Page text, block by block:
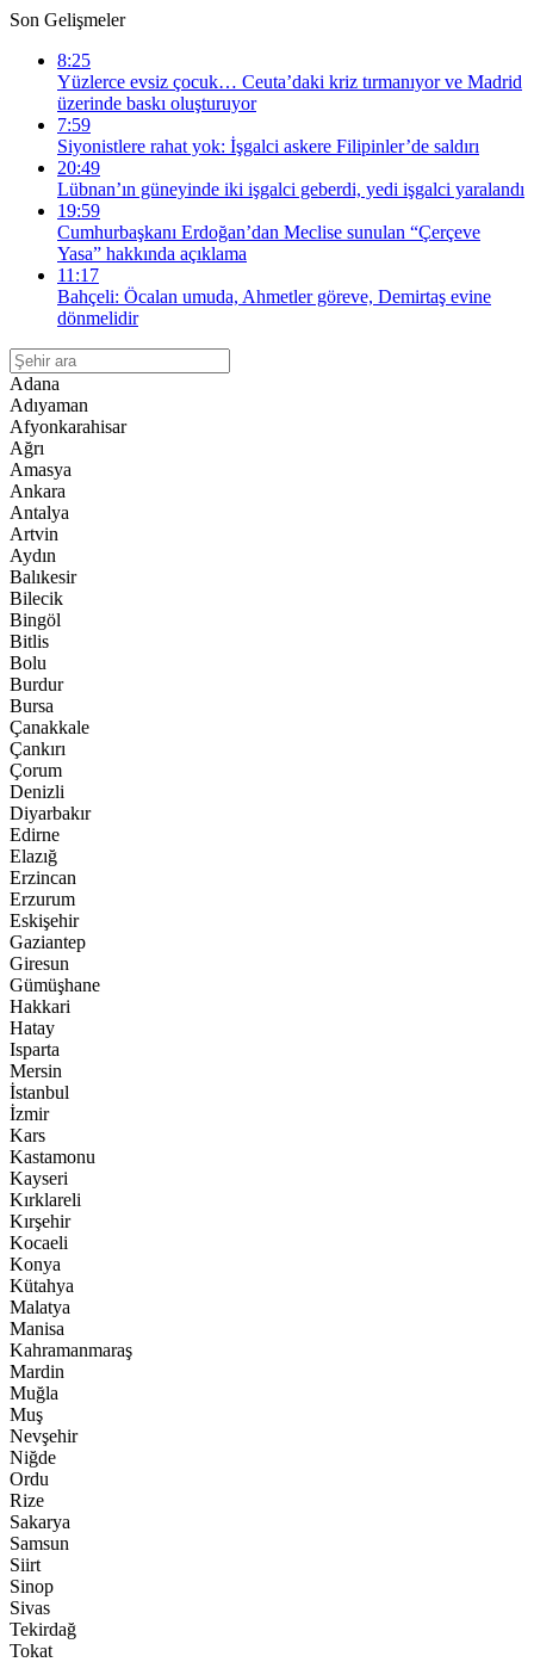
Son Gelişmeler
8:25
Yüzlerce evsiz çocuk… Ceuta’daki kriz tırmanıyor ve Madrid
üzerinde baskı oluşturuyor
7:59
Siyonistlere rahat yok: İşgalci askere Filipinler’de saldırı
20:49
Lübnan’ın güneyinde iki işgalci geberdi, yedi işgalci yaralandı
19:59
Cumhurbaşkanı Erdoğan’dan Meclise sunulan “Çerçeve
Yasa” hakkında açıklama
11:17
Bahçeli: Öcalan umuda, Ahmetler göreve, Demirtaş evine
dönmelidir
Adana
Adıyaman
Afyonkarahisar
Ağrı
Amasya
Ankara
Antalya
Artvin
Aydın
Balıkesir
Bilecik
Bingöl
Bitlis
Bolu
Burdur
Bursa
Çanakkale
Çankırı
Çorum
Denizli
Diyarbakır
Edirne
Elazığ
Erzincan
Erzurum
Eskişehir
Gaziantep
Giresun
Gümüşhane
Hakkari
Hatay
Isparta
Mersin
İstanbul
İzmir
Kars
Kastamonu
Kayseri
Kırklareli
Kırşehir
Kocaeli
Konya
Kütahya
Malatya
Manisa
Kahramanmaraş
Mardin
Muğla
Muş
Nevşehir
Niğde
Ordu
Rize
Sakarya
Samsun
Siirt
Sinop
Sivas
Tekirdağ
Tokat